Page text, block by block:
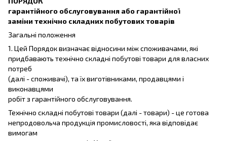
гарантійного обслуговування або гарантійної
заміни технічно складних побутових товарів
Загальні положення
1. Цей Порядок визначає відносини між споживачами, які
придбавають технічно складні побутові товари для власних
потреб
(далі - споживачі), та їх виготівниками, продавцями і
виконавцями
робіт з гарантійного обслуговування.
Технічно складні побутові товари (далі - товари) - це готова
непродовольча продукція промисловості, яка відповідає
вимогам